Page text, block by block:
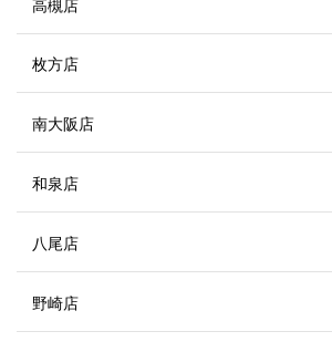
高槻店
枚方店
南大阪店
和泉店
八尾店
野崎店